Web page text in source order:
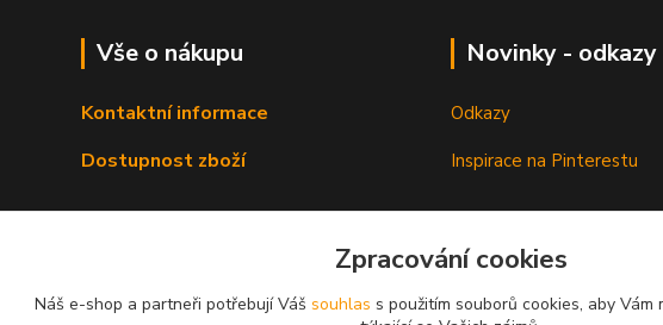
Vše o nákupu
Kontaktní informace
Dostupnost zboží
Novinky -
Odkazy
Inspirace na Pinterestu
Zpracování cookies
Náš e-shop a partneři potřebují Váš souhlas s použitím souborů cookies, aby